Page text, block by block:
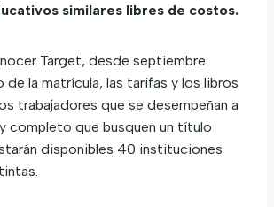
similares libres de costos.
Target, desde septiembre
de la matrícula, las tarifas y los libros
trabajadores que se desempeñan a
completo que busquen un título
disponibles 40 instituciones